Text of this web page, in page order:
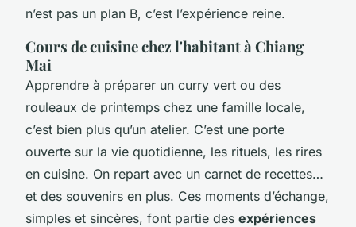
n’est pas un plan B, c’est l’expérience reine.
Cours de cuisine chez l'habitant à Chiang
Mai
Apprendre à préparer un curry vert ou des
rouleaux de printemps chez une famille locale,
c’est bien plus qu’un atelier. C’est une porte
ouverte sur la vie quotidienne, les rituels, les rires
en cuisine. On repart avec un carnet de recettes…
et des souvenirs en plus. Ces moments d’échange,
simples et sincères, font partie des expériences